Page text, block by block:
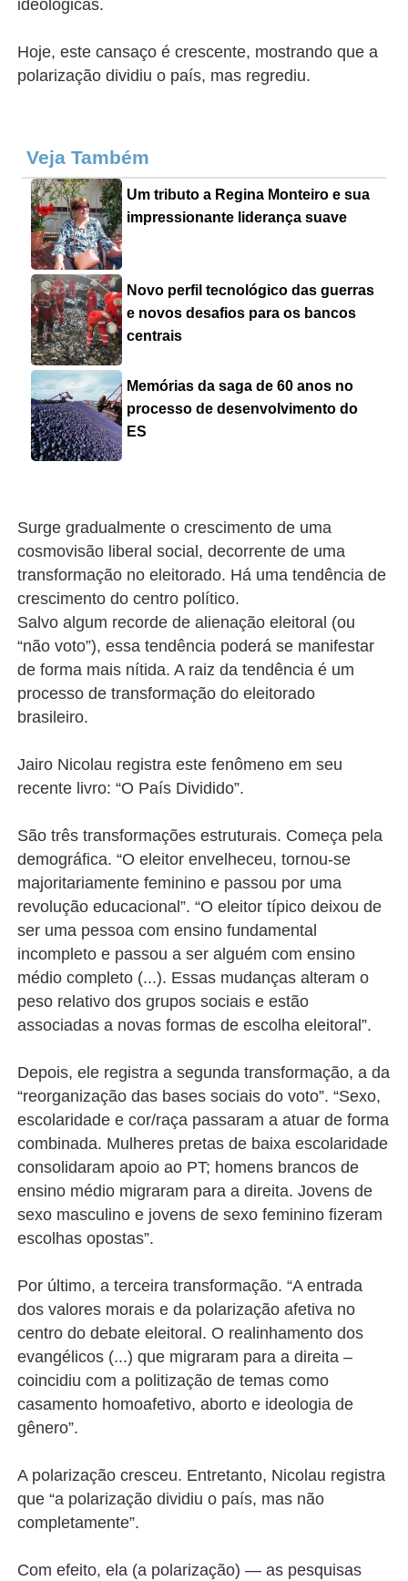
ideológicas.
Hoje, este cansaço é crescente, mostrando que a
polarização dividiu o país, mas regrediu.
Veja Também
Um tributo a Regina Monteiro e sua
impressionante liderança suave
Novo perfil tecnológico das guerras
e novos desafios para os bancos
centrais
Memórias da saga de 60 anos no
processo de desenvolvimento do
ES
Surge gradualmente o crescimento de uma
cosmovisão liberal social, decorrente de uma
transformação no eleitorado. Há uma tendência de
crescimento do centro político.
Salvo algum recorde de alienação eleitoral (ou
“não voto”), essa tendência poderá se manifestar
de forma mais nítida. A raiz da tendência é um
processo de transformação do eleitorado
brasileiro.
Jairo Nicolau registra este fenômeno em seu
recente livro: “O País Dividido”.
São três transformações estruturais. Começa pela
demográfica. “O eleitor envelheceu, tornou-se
majoritariamente feminino e passou por uma
revolução educacional”. “O eleitor típico deixou de
ser uma pessoa com ensino fundamental
incompleto e passou a ser alguém com ensino
médio completo (...). Essas mudanças alteram o
peso relativo dos grupos sociais e estão
associadas a novas formas de escolha eleitoral”.
Depois, ele registra a segunda transformação, a da
“reorganização das bases sociais do voto”. “Sexo,
escolaridade e cor/raça passaram a atuar de forma
combinada. Mulheres pretas de baixa escolaridade
consolidaram apoio ao PT; homens brancos de
ensino médio migraram para a direita. Jovens de
sexo masculino e jovens de sexo feminino fizeram
escolhas opostas”.
Por último, a terceira transformação. “A entrada
dos valores morais e da polarização afetiva no
centro do debate eleitoral. O realinhamento dos
evangélicos (...) que migraram para a direita –
coincidiu com a politização de temas como
casamento homoafetivo, aborto e ideologia de
gênero”.
A polarização cresceu. Entretanto, Nicolau registra
que “a polarização dividiu o país, mas não
completamente”.
Com efeito, ela (a polarização) — as pesquisas